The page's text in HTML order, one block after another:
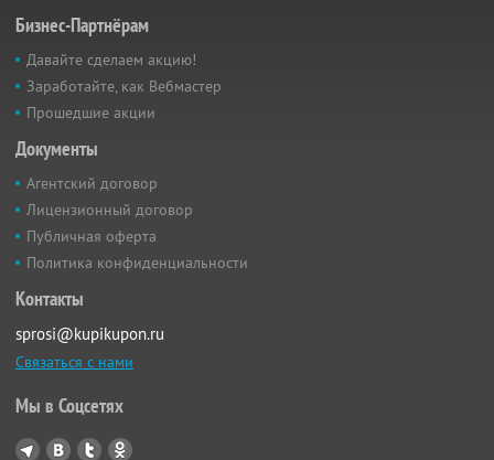
Бизнес-Партнёрам
Давайте сделаем акцию!
Заработайте, как Вебмастер
Прошедшие акции
Документы
Агентский договор
Лицензионный договор
Публичная оферта
Политика конфиденциальности
Контакты
sprosi@kupikupon.ru
Связаться с нами
Мы в Соцсетях